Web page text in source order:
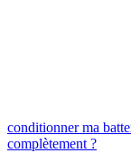
conditionner ma
complètement ?